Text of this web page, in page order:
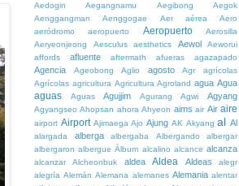
Aedogin
Aegangnamu Aegibong
Aegok
Aenggangman
Aenggogae Aer aérea
Aero
aeródromo
aeropuerto Aeropuerto
Aerosilla
Aeryeonjeong
Aesculus aesthetics Aewol
Aeworui
affords
afluente aftermath afueras agazapado
Agencia Ageobong Aglio agosto Agr
agrícolas
Agrícolas agricultura Agricultura Agroland agua Agua
aguas Aguas Agujjim Agurang Agwi Agyang
Agyangseo Ahopsan ahora Ahyeon aims air Air aire
airport Airport Ajimaega Ajo Ajung AK Akyang al Al
alargada alberga albergaba Albergando
albergar
albergaron albergue Álbum alcalino alcance alcanza
alcanzar Alcheonbuk aldea Aldea Aldeas
alegr
alegría Alemán Alemana alemanes Alemania alentar